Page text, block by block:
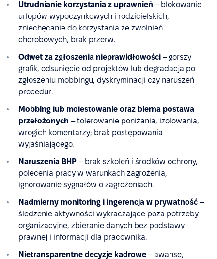
Utrudnianie korzystania z uprawnień – blokowanie
urlopów wypoczynkowych i rodzicielskich,
zniechęcanie do korzystania ze zwolnień
chorobowych, brak przerw.
Odwet za zgłoszenia nieprawidłowości – gorszy
grafik, odsunięcie od projektów lub degradacja po
zgłoszeniu mobbingu, dyskryminacji czy naruszeń
procedur.
Mobbing lub molestowanie oraz bierna postawa
przełożonych – tolerowanie poniżania, izolowania,
wrogich komentarzy; brak postępowania
wyjaśniającego.
Naruszenia BHP – brak szkoleń i środków ochrony,
polecenia pracy w warunkach zagrożenia,
ignorowanie sygnałów o zagrożeniach.
Nadmierny monitoring i ingerencja w prywatność –
śledzenie aktywności wykraczające poza potrzeby
organizacyjne, zbieranie danych bez podstawy
prawnej i informacji dla pracownika.
Nietransparentne decyzje kadrowe – awanse,